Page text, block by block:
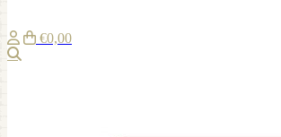
€0,00